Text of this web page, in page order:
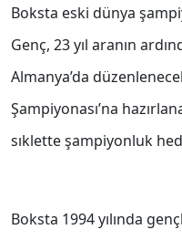
Boksta eski dünya
Genç, 23 yıl aranın
Almanya’da
Şampiyonası’na
sıklette şampiyonluk
Boksta 1994 yılında